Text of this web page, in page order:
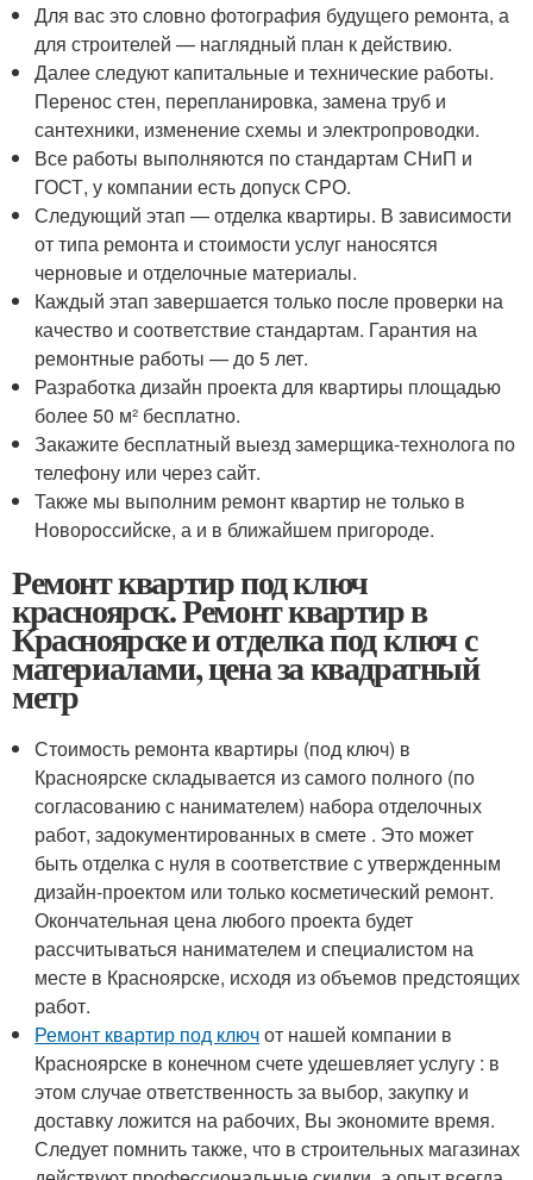
Для вас это словно фотография будущего ремонта, а
для строителей — наглядный план к действию.
Далее следуют капитальные и технические работы.
Перенос стен, перепланировка, замена труб и
сантехники, изменение схемы и электропроводки.
Все работы выполняются по стандартам СНиП и
ГОСТ, у компании есть допуск СРО.
Следующий этап — отделка квартиры. В зависимости
от типа ремонта и стоимости услуг наносятся
черновые и отделочные материалы.
Каждый этап завершается только после проверки на
качество и соответствие стандартам. Гарантия на
ремонтные работы — до 5 лет.
Разработка дизайн проекта для квартиры площадью
более 50 м² бесплатно.
Закажите бесплатный выезд замерщика-технолога по
телефону или через сайт.
Также мы выполним ремонт квартир не только в
Новороссийске, а и в ближайшем пригороде.
Ремонт квартир под ключ
красноярск. Ремонт квартир в
Красноярске и отделка под ключ с
материалами, цена за квадратный
метр
Стоимость ремонта квартиры (под ключ) в
Красноярске складывается из самого полного (по
согласованию с нанимателем) набора отделочных
работ, задокументированных в смете . Это может
быть отделка с нуля в соответствие с утвержденным
дизайн-проектом или только косметический ремонт.
Окончательная цена любого проекта будет
рассчитываться нанимателем и специалистом на
месте в Красноярске, исходя из объемов предстоящих
работ.
Ремонт квартир под ключот нашей компании в
Красноярске в конечном счете удешевляет услугу : в
этом случае ответственность за выбор, закупку и
доставку ложится на рабочих, Вы экономите время.
Следует помнить также, что в строительных магазинах